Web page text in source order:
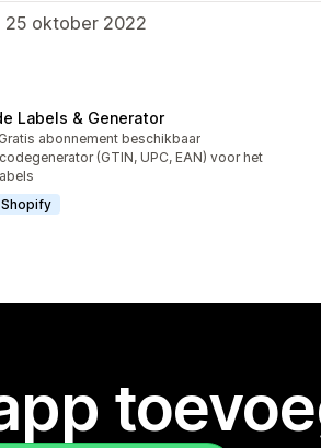
25 oktober 2022
Labels & Generator
in totaalabonnement beschikbaar
(GTIN, UPC, EAN) voor het